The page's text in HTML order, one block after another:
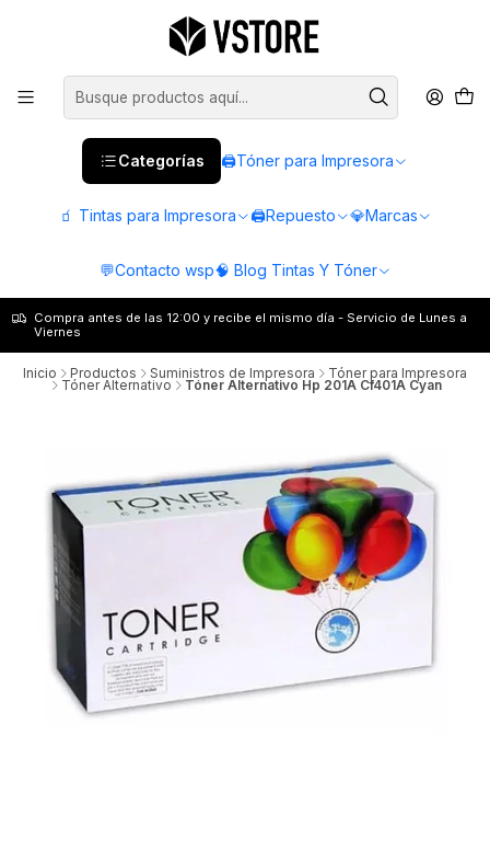
Categorías 🖨️Tóner para Impresora
🧃 Tintas para Impresora 🖨️Repuesto 💎Marcas
💬Contacto wsp🧠 Blog Tintas Y Tóner
Compra antes de las 12:00 y recibe el mismo día - Servicio de Lunes a
Viernes
Inicio Productos Suministros de Impresora Tóner para Impresora
Tóner Alternativo Tóner Alternativo Hp 201A Cf401A Cyan